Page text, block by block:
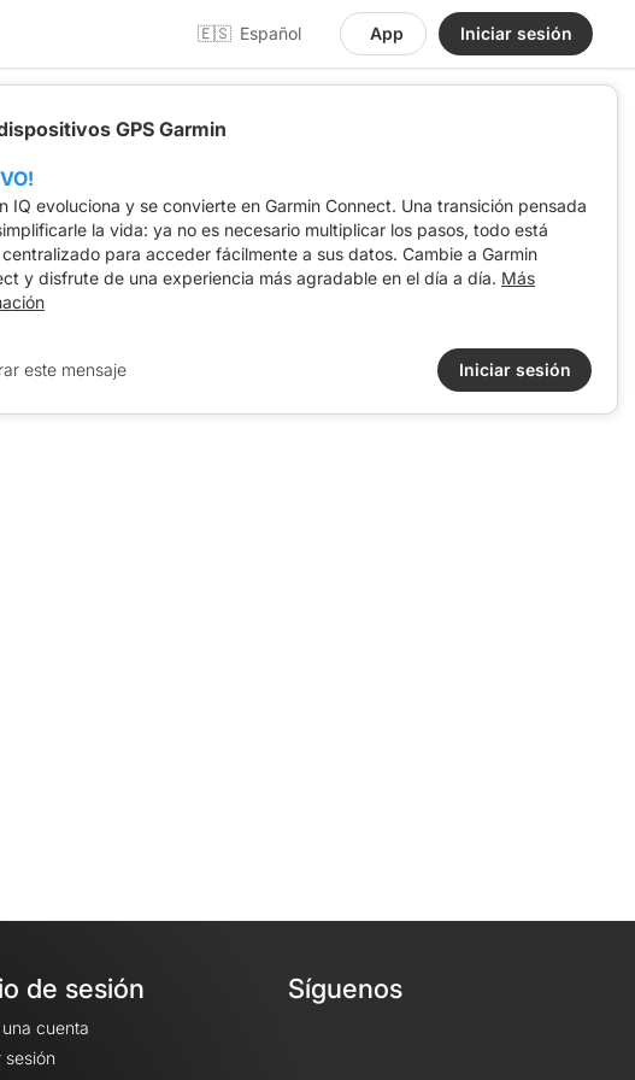
🇪🇸 Español App Iniciar sesión
de sesión
cuenta
sesión
Síguenos
GPS Garmin
IQ evoluciona y se convierte en Garmin Connect. Una transición pensada
la vida: ya no es necesario multiplicar los pasos, todo está
para acceder fácilmente a sus datos. Cambie a Garmin
y disfrute de una experiencia más agradable en el día a día. Más
este mensaje Iniciar sesión